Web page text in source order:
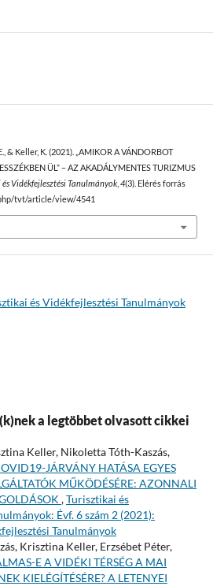
& Keller, K. (2021). „AMIKOR A VÁNDORBOT
ÜL” – AZ AKADÁLYMENTES TURIZMUS
Vidékfejlesztési Tanulmányok, 4(3). Elérés forrás
tvt/article/view/4541
és Vidékfejlesztési Tanulmányok
a legtöbbet olvasott cikkei
Keller, Nikoletta Tóth-Kaszás,
JÁRVÁNY HATÁSA EGYES
MŰKÖDÉSÉRE: AZONNALI
,Turisztikai és
Évf. 6 szám 2 (2021):
Tanulmányok
Krisztina Keller, Erzsébet Péter,
E A VIDÉKI TÉRSÉG A MAI
KIELÉGÍTÉSÉRE? A LETENYEI